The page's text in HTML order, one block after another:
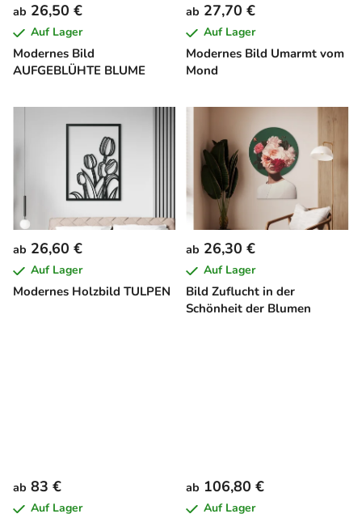
Modernes Bild
AUFGEBLÜHTE BLUME
ab 26,50 €
Auf Lager
Modernes Bild Umarmt vom
Mond
ab 27,70 €
Auf Lager
Modernes Holzbild TULPEN
ab 26,60 €
Auf Lager
Bild Zuflucht in der
Schönheit der Blumen
ab 26,30 €
Auf Lager
ab 83 €
Auf Lager
ab 106,80 €
Auf Lager